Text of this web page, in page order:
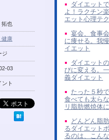
也
健康
ジ
03
ント
ダイエット
よ！ラクチン
エット心理テ
宴会、食事
に痩せる。我
イエット
ダイエット
びに変える。
義ダイエット
たった５秒
食べても太ら
リ脂肪燃焼体
どんどん脂
るダイエット
るのは、こん